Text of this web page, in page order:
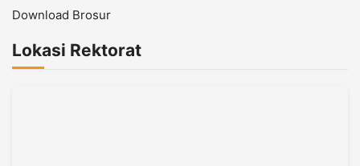
Download Brosur
Lokasi Rektorat